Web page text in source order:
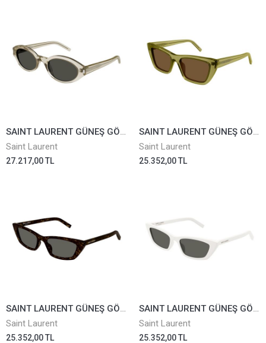
SAINT LAURENT GÜNEŞ GÖZLÜĞÜ SL567-003
Saint Laurent
27.217,00 TL
SAINT LAURENT GÜNEŞ GÖZLÜĞÜ SL276-059
Saint Laurent
25.352,00 TL
SAINT LAURENT GÜNEŞ GÖZLÜĞÜ SL277-010
Saint Laurent
25.352,00 TL
SAINT LAURENT GÜNEŞ GÖZLÜĞÜ SL277-011
Saint Laurent
25.352,00 TL